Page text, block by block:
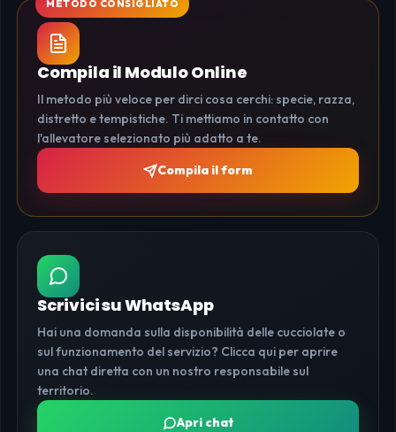
Compila il Modulo Online
Il metodo più veloce per dirci cosa cerchi: specie, razza,
distretto e tempistiche. Ti mettiamo in contatto con
l'allevatore selezionato più adatto a te.
Compila il form
Scrivici su WhatsApp
Hai una domanda sulla disponibilità delle cucciolate o
sul funzionamento del servizio? Clicca qui per aprire
una chat diretta con un nostro responsabile sul
territorio.
Apri chat